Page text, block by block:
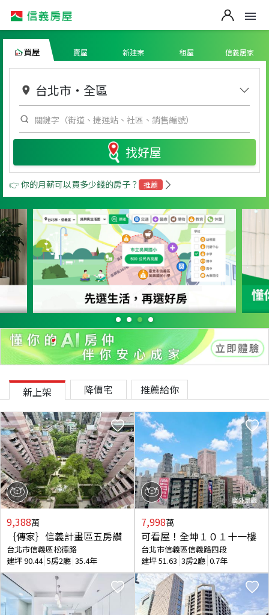
買屋 賣屋 新建案 租屋 信義居家
台北市 ・ 全區
找好屋
👉 你的月薪可以買多少錢的房子？ 推薦
新上架 降價宅 推薦給你
9,388萬
｛傳家｝信義計畫區五房讚
台北市信義區松德路
建坪90.44 5房2廳 35.4年
7,998萬
可看屋！全坤１０１十一樓
台北市信義區信義路四段
建坪51.63 3房2廳 0.7年